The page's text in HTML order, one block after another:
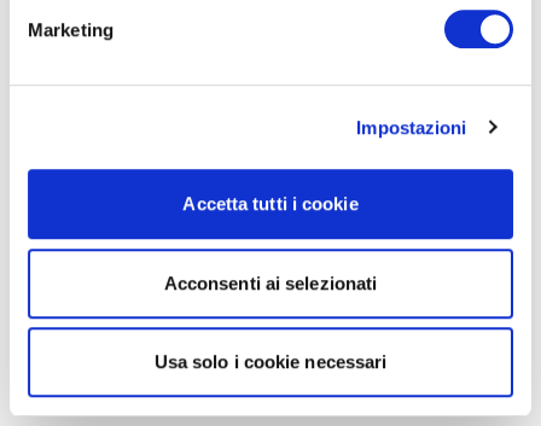
Marketing
Impostazioni
Accetta tutti i cookie
Acconsenti ai selezionati
Usa solo i cookie necessari